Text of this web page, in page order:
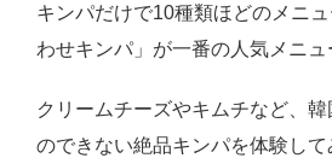
キンパだけで10種類ほどのメニ
わせキンパ」が一番の人気メニュ
クリームチーズやキムチなど、
のできない絶品キンパを体験して